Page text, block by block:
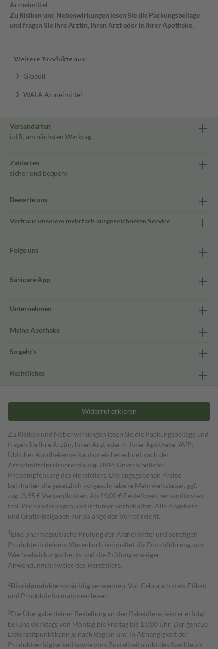
Arzneimittel
Zu Risiken und Nebenwirkungen lesen Sie die Packungsbeilage
und fragen Sie Ihre Ärztin, Ihren Arzt oder in Ihrer Apotheke.
Weitere Produkte aus:
Globuli
WALA Arzneimittel
Versandarten
i.d.R. am nächsten Werktag
Zahlarten
sicher und bequem
Bewerte uns
Vertraue unserem mehrfach ausgezeichneten Service
Folge uns
Sanicare App
Unternehmen
Meine Apotheke
So geht's
Rechtliches
Widerruf erklären
Zu Risiken und Nebenwirkungen lesen Sie die Packungsbeilage und
fragen Sie Ihre Ärztin, Ihren Arzt oder in Ihrer Apotheke. AVP:
Üblicher Apothekenverkaufspreis berechnet nach der
Arzneimittelpreisverordnung. UVP: Unverbindliche
Preisempfehlung des Herstellers. Die angegebenen Preise
beinhalten die gesetzlich vorgeschriebene Mehrwertsteuer, ggf.
zzgl. 3,95 € Versandkosten. Ab 29,00 € Bestell­wert versand­kosten­
frei. Preisänderungen und Irrtümer vorbehalten. Alle Angebote
und Gratis-Beigaben nur solange der Vorrat reicht.
1 Eine pharmazeutische Prüfung der Arzneimittel und sonstigen
Produkte in deinem Warenkorb beinhaltet die Durchführung von
Wechselwirkungschecks und die Prüfung etwaiger
Anwendungshinweise des Herstellers.
2Biozidproduktevorsichtig verwenden. Vor Gebrauch stets Etikett
und Produktinformationen lesen.
3Die Übergabe deiner Bestellung an den Paketdienstleister erfolgt
bei uns werktags von Montag bis Freitag bis 18:00 Uhr. Der genaue
Lieferzeitpunkt kann je nach Region und in Abhängigkeit der
Produktverfügbarkeit sowie vom Zustellzeitpunkt des Spediteurs